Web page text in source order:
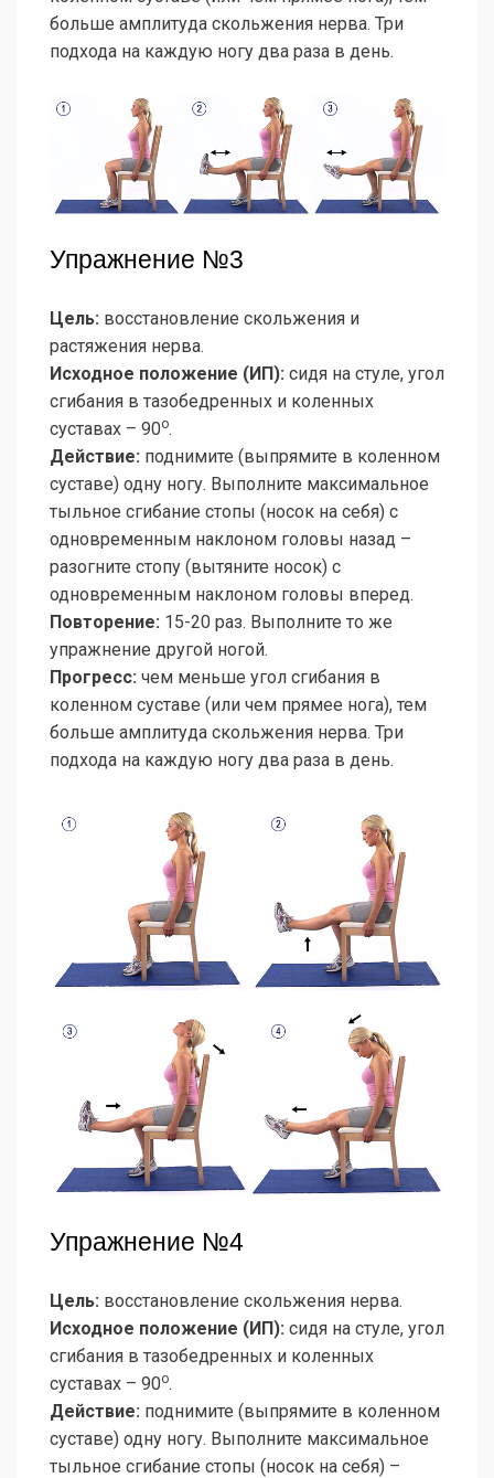
больше амплитуда скольжения нерва. Три
подхода на каждую ногу два раза в день.
Упражнение №3
Цель: восстановление скольжения и
растяжения нерва.
Исходное положение (ИП): сидя на стуле, угол
сгибания в тазобедренных и коленных
суставах – 90о.
Действие: поднимите (выпрямите в коленном
суставе) одну ногу. Выполните максимальное
тыльное сгибание стопы (носок на себя) с
одновременным наклоном головы назад –
разогните стопу (вытяните носок) с
одновременным наклоном головы вперед.
Повторение: 15-20 раз. Выполните то же
упражнение другой ногой.
Прогресс: чем меньше угол сгибания в
коленном суставе (или чем прямее нога), тем
больше амплитуда скольжения нерва. Три
подхода на каждую ногу два раза в день.
Упражнение №4
Цель: восстановление скольжения нерва.
Исходное положение (ИП): сидя на стуле, угол
сгибания в тазобедренных и коленных
суставах – 90о.
Действие: поднимите (выпрямите в коленном
суставе) одну ногу. Выполните максимальное
тыльное сгибание стопы (носок на себя) –